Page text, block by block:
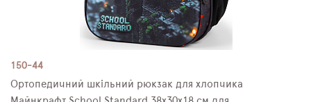
150-44
Ортопедичний шкільний рюкзак для хлопчика